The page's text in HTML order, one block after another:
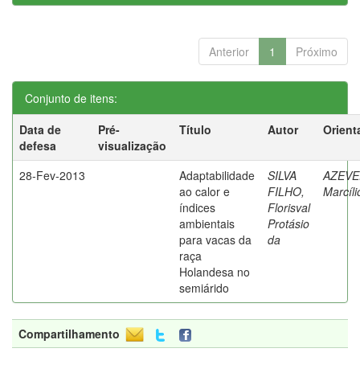
Anterior 1 Próximo
Conjunto de itens:
Data de
defesa
Pré-
visualização
Título Autor
28-Fev-2013
Adaptabilidade
ao calor e
índices
ambientais
para vacas da
raça
Holandesa no
semiárido
SILVA
FILHO,
Florisval
Protásio
da
Compartilhamento